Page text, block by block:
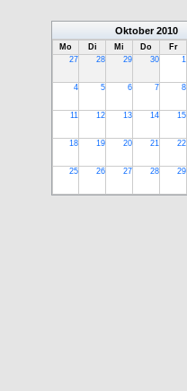
Oktober 2010
Mo Di Mi Do Fr
27
28 29 30 1
4 5 6 7 8
11 12 13 14 15
18 19 20 21 22
25 26 27 28 29